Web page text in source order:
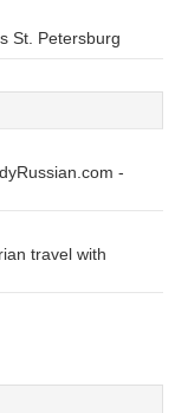
St. Petersburg
-
travel with